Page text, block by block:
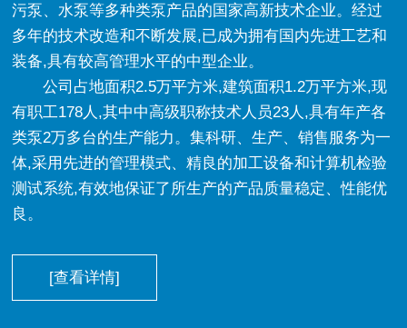
污泵、水泵等多种类泵产品的国家高新技术企业。经过
多年的技术改造和不断发展,已成为拥有国内先进工艺和
装备,具有较高管理水平的中型企业。
公司占地面积2.5万平方米,建筑面积1.2万平方米,现
有职工178人,其中中高级职称技术人员23人,具有年产各
类泵2万多台的生产能力。集科研、生产、销售服务为一
体,采用先进的管理模式、精良的加工设备和计算机检验
测试系统,有效地保证了所生产的产品质量稳定、性能优
良。
[查看详情]